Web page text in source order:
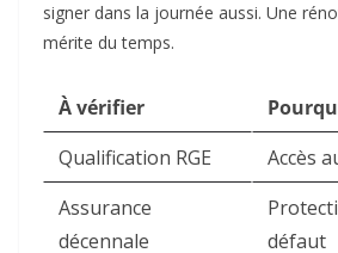
signer dans la journée aussi. Une
mérite du temps.
À vérifier
Qualification RGE
Accès
Assurance
décennale
défaut